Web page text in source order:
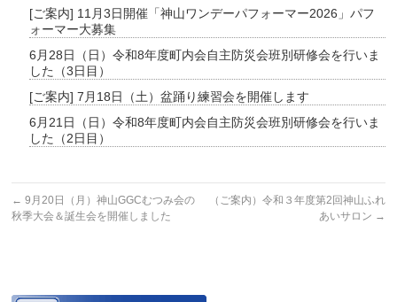
[ご案内] 11月3日開催「神山ワンデーパフォーマー2026」パフ
ォーマー大募集
6月28日（日）令和8年度町内会自主防災会班別研修会を行いま
した（3日目）
[ご案内] 7月18日（土）盆踊り練習会を開催します
6月21日（日）令和8年度町内会自主防災会班別研修会を行いま
した（2日目）
← 9月20日（月）神山GGCむつみ会の
秋季大会＆誕生会を開催しました
（ご案内）令和３年度第2回神山ふれ
あいサロン →